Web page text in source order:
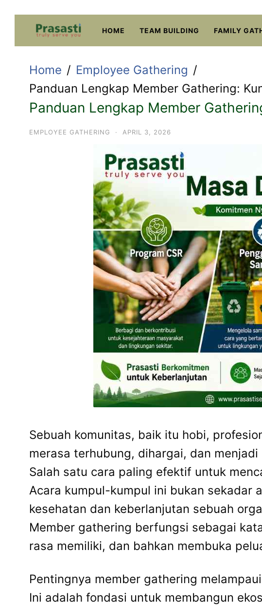
content
HOME TEAM BUILDING FAMILY
Home
Employee Gathering
Panduan Lengkap Member Gathering:
Panduan Lengkap Member
EMPLOYEE GATHERING · APRIL 3, 2026
Sebuah komunitas, baik itu hobi,
merasa terhubung, dihargai, dan
Salah satu cara paling efektif untuk
Acara kumpul-kumpul ini bukan sekadar
kesehatan dan keberlanjutan sebuah
Member gathering berfungsi sebagai
rasa memiliki, dan bahkan membuka
Pentingnya member gathering
Ini adalah fondasi untuk membangun